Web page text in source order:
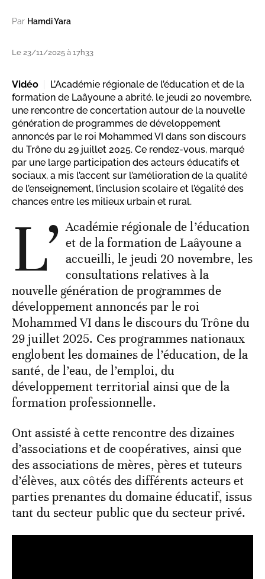
Par Hamdi Yara
Le 23/11/2025 à 17h33
Vidéo
L’Académie régionale de l’éducation et de la
formation de Laâyoune a abrité, le jeudi 20 novembre,
une rencontre de concertation autour de la nouvelle
génération de programmes de développement
annoncés par le roi Mohammed VI dans son discours
du Trône du 29 juillet 2025. Ce rendez-vous, marqué
par une large participation des acteurs éducatifs et
sociaux, a mis l’accent sur l’amélioration de la qualité
de l’enseignement, l’inclusion scolaire et l’égalité des
chances entre les milieux urbain et rural.
L’ Académie régionale de l’éducation
et de la formation de Laâyoune a
accueilli, le jeudi 20 novembre, les
consultations relatives à la
nouvelle génération de programmes de
développement annoncés par le roi
Mohammed VI dans le discours du Trône du
29 juillet 2025. Ces programmes nationaux
englobent les domaines de l’éducation, de la
santé, de l’eau, de l’emploi, du
développement territorial ainsi que de la
formation professionnelle.
Ont assisté à cette rencontre des dizaines
d’associations et de coopératives, ainsi que
des associations de mères, pères et tuteurs
d’élèves, aux côtés des différents acteurs et
parties prenantes du domaine éducatif, issus
tant du secteur public que du secteur privé.